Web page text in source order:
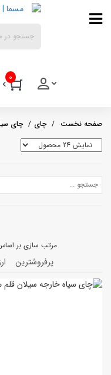
0
چای چای
پرفروشترین